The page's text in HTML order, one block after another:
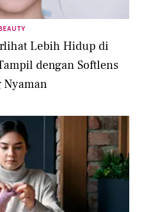
BEAUTY
Lebih Hidup di
dengan Softlens
Nyaman